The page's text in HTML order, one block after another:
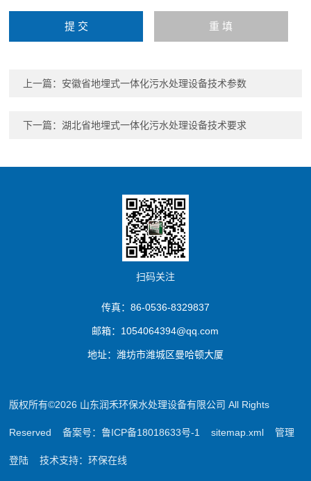
上一篇： 安徽省地埋式一体化污水处理设备技术参数
下一篇：湖北省地埋式一体化污水处理设备技术要求
扫码关注
传真：86-0536-8329837
邮箱：1054064394@qq.com
地址：潍坊市潍城区曼哈顿大厦
版权所有©2026 山东润禾环保水处理设备有限公司 All Rights
Reserved备案号：鲁ICP备18018633号-1 sitemap.xml 管理
登陆 技术支持：环保在线